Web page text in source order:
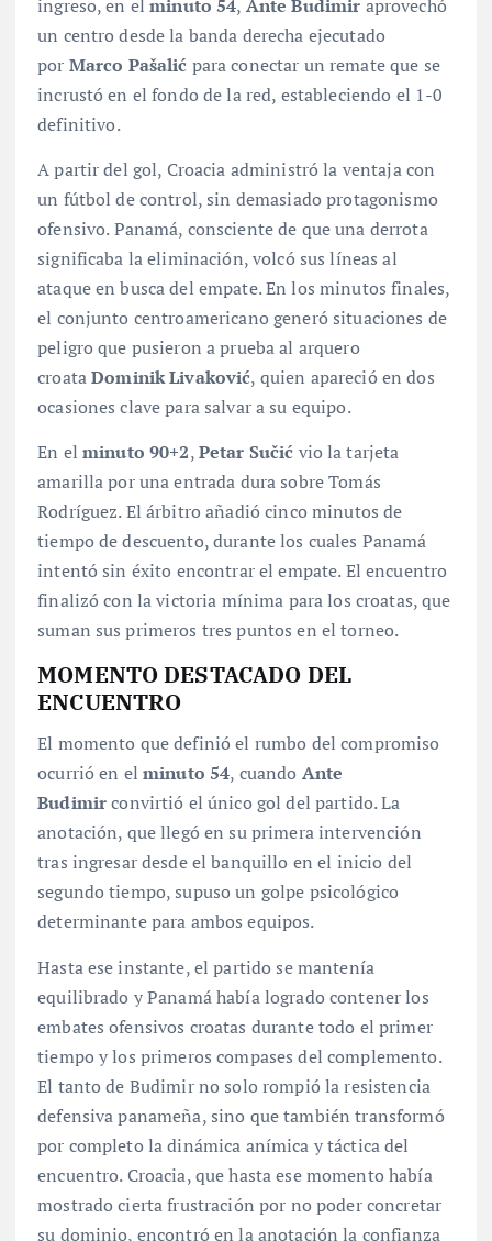
ingreso, en elminuto 54, Ante Budimir aprovechó
un centro desde la banda derecha ejecutado
por Marco Pašalić para conectar un remate que se
incrustó en el fondo de la red, estableciendo el 1-0
definitivo.
A partir del gol, Croacia administró la ventaja con
un fútbol de control, sin demasiado protagonismo
ofensivo. Panamá, consciente de que una derrota
significaba la eliminación, volcó sus líneas al
ataque en busca del empate. En los minutos finales,
el conjunto centroamericano generó situaciones de
peligro que pusieron a prueba al arquero
croataDominik Livaković, quien apareció en dos
ocasiones clave para salvar a su equipo.
En el minuto 90+2,Petar Sučić vio la tarjeta
amarilla por una entrada dura sobre Tomás
Rodríguez. El árbitro añadió cinco minutos de
tiempo de descuento, durante los cuales Panamá
intentó sin éxito encontrar el empate. El encuentro
finalizó con la victoria mínima para los croatas, que
suman sus primeros tres puntos en el torneo.
MOMENTO DESTACADO DEL
ENCUENTRO
El momento que definió el rumbo del compromiso
ocurrió en elminuto 54, cuando Ante
Budimirconvirtió el único gol del partido. La
anotación, que llegó en su primera intervención
tras ingresar desde el banquillo en el inicio del
segundo tiempo, supuso un golpe psicológico
determinante para ambos equipos.
Hasta ese instante, el partido se mantenía
equilibrado y Panamá había logrado contener los
embates ofensivos croatas durante todo el primer
tiempo y los primeros compases del complemento.
El tanto de Budimir no solo rompió la resistencia
defensiva panameña, sino que también transformó
por completo la dinámica anímica y táctica del
encuentro. Croacia, que hasta ese momento había
mostrado cierta frustración por no poder concretar
su dominio, encontró en la anotación la confianza